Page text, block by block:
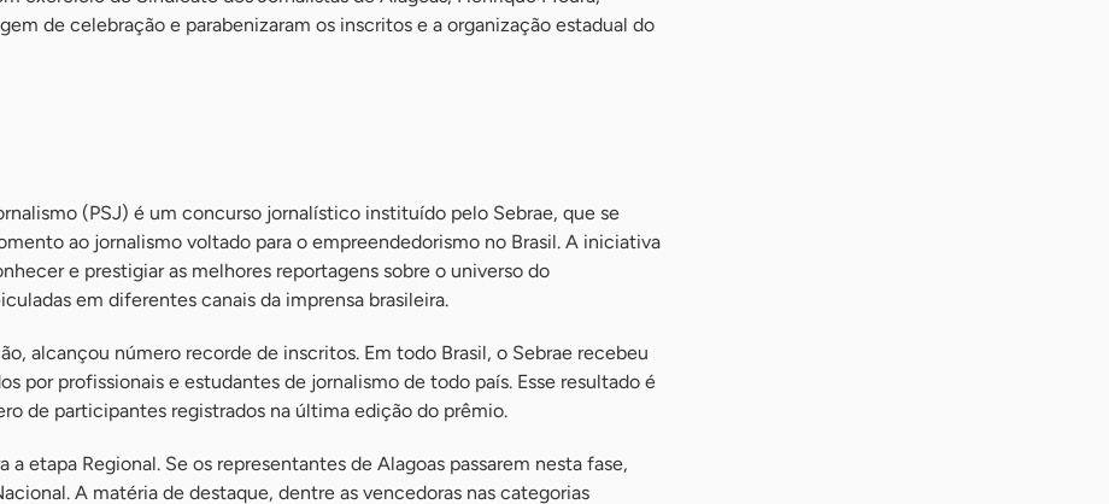
de celebração e parabenizaram os inscritos e a organização estadual do
(PSJ) é um concurso jornalístico instituído pelo Sebrae, que se
ao jornalismo voltado para o empreendedorismo no Brasil. A iniciativa
e prestigiar as melhores reportagens sobre o universo do
em diferentes canais da imprensa brasileira.
alcançou número recorde de inscritos. Em todo Brasil, o Sebrae recebeu
por profissionais e estudantes de jornalismo de todo país. Esse resultado é
de participantes registrados na última edição do prêmio.
a etapa Regional. Se os representantes de Alagoas passarem nesta fase,
A matéria de destaque, dentre as vencedoras nas categorias